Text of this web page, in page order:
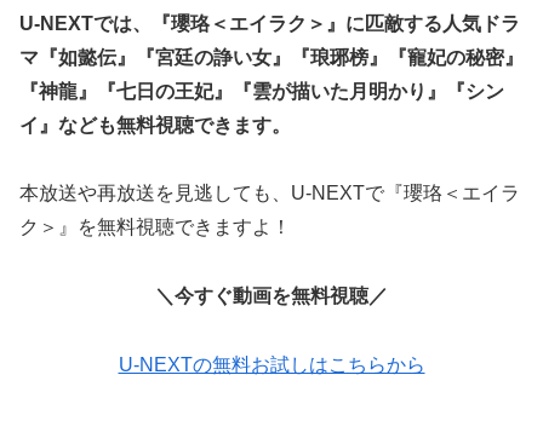
U-NEXTでは、『瓔珞＜エイラク＞』に匹敵する人気ドラ
マ『如懿伝』『宮廷の諍い女』『琅琊榜』『寵妃の秘密』
『神龍』『七日の王妃』『雲が描いた月明かり』『シン
イ』なども無料視聴できます。
本放送や再放送を見逃しても、U-NEXTで『瓔珞＜エイラ
ク＞』を無料視聴できますよ！
＼今すぐ動画を無料視聴／
U-NEXTの無料お試しはこちらから